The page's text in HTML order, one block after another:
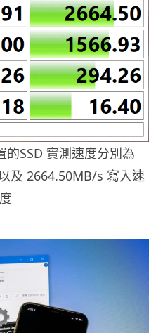
SSD 實測速度分別為
及 2664.50MB/s 寫入速
度